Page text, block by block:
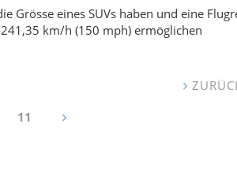
Grösse eines SUVs haben und eine
km/h (150 mph) ermöglichen
11